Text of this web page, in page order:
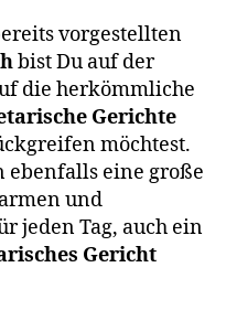
vorgestellten
bist Du auf der
die herkömmliche
Gerichte
möchtest.
ebenfalls eine große
und
jeden Tag, auch ein
Gericht